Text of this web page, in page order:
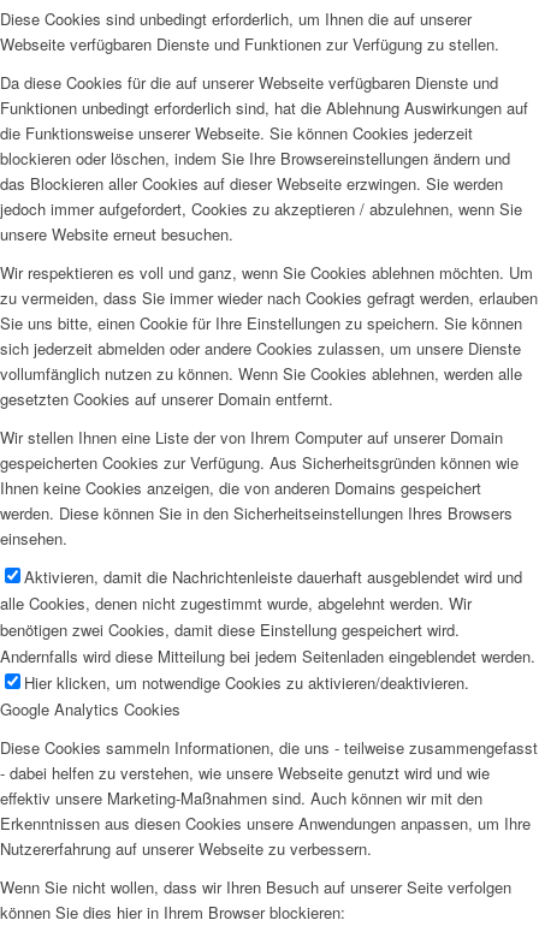
Diese Cookies sind unbedingt erforderlich, um Ihnen die auf unserer
Webseite verfügbaren Dienste und Funktionen zur Verfügung zu stellen.
Da diese Cookies für die auf unserer Webseite verfügbaren Dienste und
Funktionen unbedingt erforderlich sind, hat die Ablehnung Auswirkungen auf
die Funktionsweise unserer Webseite. Sie können Cookies jederzeit
blockieren oder löschen, indem Sie Ihre Browsereinstellungen ändern und
das Blockieren aller Cookies auf dieser Webseite erzwingen. Sie werden
jedoch immer aufgefordert, Cookies zu akzeptieren / abzulehnen, wenn Sie
unsere Website erneut besuchen.
Wir respektieren es voll und ganz, wenn Sie Cookies ablehnen möchten. Um
zu vermeiden, dass Sie immer wieder nach Cookies gefragt werden, erlauben
Sie uns bitte, einen Cookie für Ihre Einstellungen zu speichern. Sie können
sich jederzeit abmelden oder andere Cookies zulassen, um unsere Dienste
vollumfänglich nutzen zu können. Wenn Sie Cookies ablehnen, werden alle
gesetzten Cookies auf unserer Domain entfernt.
Wir stellen Ihnen eine Liste der von Ihrem Computer auf unserer Domain
gespeicherten Cookies zur Verfügung. Aus Sicherheitsgründen können wie
Ihnen keine Cookies anzeigen, die von anderen Domains gespeichert
werden. Diese können Sie in den Sicherheitseinstellungen Ihres Browsers
einsehen.
Aktivieren, damit die Nachrichtenleiste dauerhaft ausgeblendet wird und
alle Cookies, denen nicht zugestimmt wurde, abgelehnt werden. Wir
benötigen zwei Cookies, damit diese Einstellung gespeichert wird.
Andernfalls wird diese Mitteilung bei jedem Seitenladen eingeblendet werden.
Hier klicken, um notwendige Cookies zu aktivieren/deaktivieren.
Google Analytics Cookies
Diese Cookies sammeln Informationen, die uns - teilweise zusammengefasst
- dabei helfen zu verstehen, wie unsere Webseite genutzt wird und wie
effektiv unsere Marketing-Maßnahmen sind. Auch können wir mit den
Erkenntnissen aus diesen Cookies unsere Anwendungen anpassen, um Ihre
Nutzererfahrung auf unserer Webseite zu verbessern.
Wenn Sie nicht wollen, dass wir Ihren Besuch auf unserer Seite verfolgen
können Sie dies hier in Ihrem Browser blockieren: